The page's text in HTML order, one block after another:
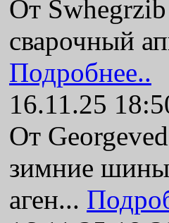
От Swhegrzib
сварочный
Подробнее..
16.11.25
От Georgeved
зимние
аген...